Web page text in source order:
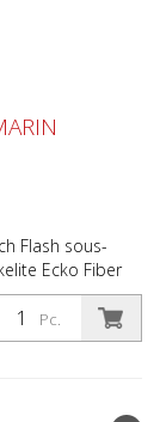
Pc.
Flash sous-
Ecko Fiber